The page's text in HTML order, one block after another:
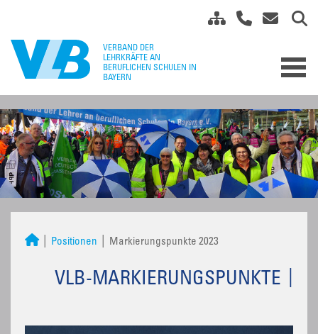
Positionen Markierungspunkte 2023
VLB-MARKIERUNGSPUNKTE